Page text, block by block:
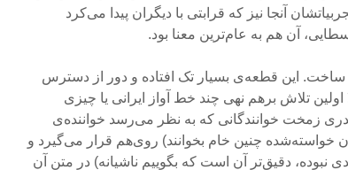
آنجا نیز که قرابتی با دیگران پیدا می‌کرد
آن هم به عام‌ترین معنا بود.
لیلی را ساخت. این قطعه‌ی بسیار تک افتاده و دور از دسترس
تلاش برهم نهی چند خط آواز ایرانی یا چیزی
زمخت خوانندگانی که به نظر می‌رسد خواننده‌ی
خواسته‌شده چنین خام بخوانند) روی‌هم قرار می‌گیرد و
دقیق‌تر آن است که بگوییم ناشیانه) در متن آن